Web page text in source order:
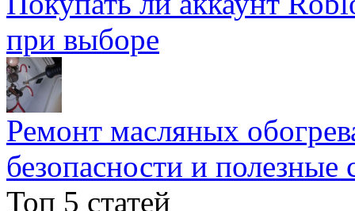
при выборе
Ремонт масляных
безопасности и полезные
Топ 5 статей